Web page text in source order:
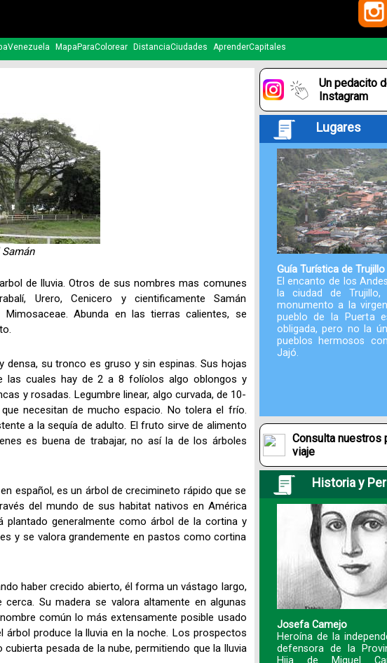
MapaParaColorear DistanciaCiudades AprenderCapitales
Samán
de lluvia. Otros de sus nombres mas comunes
Urero, Cenicero y cientificamente Samán
Abunda en las tierras calientes, se
densa, su tronco es gruso y sin espinas. Sus hojas
las cuales hay de 2 a 8 folíolos algo oblongos y
y rosadas. Legumbre linear, algo curvada, de 10-
necesitan de mucho espacio. No tolera el frío.
a la sequía de adulto. El fruto sirve de alimento
es buena de trabajar, no así la de los árboles
español, es un árbol de crecimineto rápido que se
del mundo de sus habitat nativos en América
plantado generalmente como árbol de la cortina y
y se valora grandemente en pastos como cortina
haber crecido abierto, él forma un vástago largo,
Su madera se valora altamente en algunas
común lo más extensamente posible usado
árbol produce la lluvia en la noche. Los prospectos
pesada de la nube, permitiendo que la lluvia
Un pedacito
Instagram
Lugares
Guía Turística de Trujillo
El encanto de los
la ciudad de
monumento a la
pueblo de la Puerta
obligada, pero no la
pueblos hermosos
Jajó.
Consulta nuestros
viaje
Historia y
Josefa Camejo
Heroína de la
defensora de la
Hija de Miguel